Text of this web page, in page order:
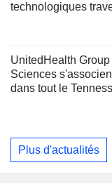
technologiques
UnitedHealth
Sciences
dans tout le
Plus d'actualités